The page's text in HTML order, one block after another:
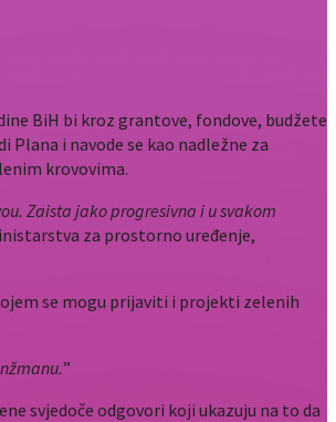
BiH bi kroz grantove, fondove, budžete
i navode se kao nadležne za
krovovima.
Zaista jako progresivna i u svakom
za prostorno uređenje,
se mogu prijaviti i projekti zelenih
”
svjedoče odgovori koji ukazuju na to da